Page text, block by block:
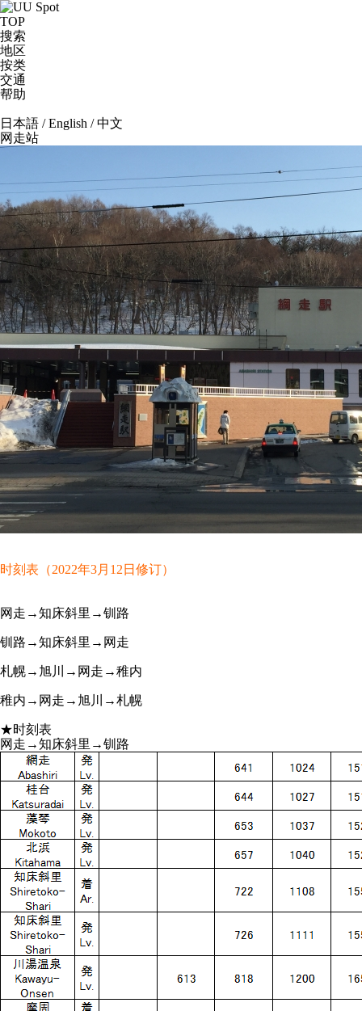
TOP
搜索
地区
按类
交通
帮助
日本語 /English /中文
网走站
时刻表（2022年3月12日修订）
网走→知床斜里→钏路
钏路→知床斜里→网走
札幌→旭川→网走→稚内
稚内→网走→旭川→札幌
★时刻表
网走→知床斜里→钏路